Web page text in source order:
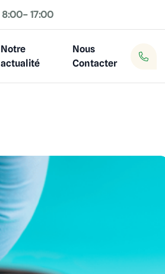
8:00- 17:00
Notre
actualité
Nous
Contacter